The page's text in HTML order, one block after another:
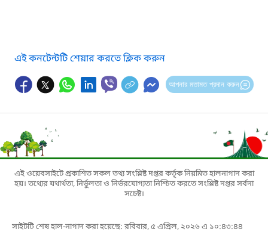
এই কনটেন্টটি শেয়ার করতে ক্লিক করুন
আপনার মতামত প্রদান করুন
এই ওয়েবসাইটে প্রকাশিত সকল তথ্য সংশ্লিষ্ট দপ্তর কর্তৃক নিয়মিত হালনাগাদ করা
হয়। তথ্যের যথার্থতা, নির্ভুলতা ও নির্ভরযোগ্যতা নিশ্চিত করতে সংশ্লিষ্ট দপ্তর সর্বদা
সচেষ্ট।
সাইটটি শেষ হাল-নাগাদ করা হয়েছে: রবিবার, ৫ এপ্রিল, ২০২৬ এ ১০:৪৩:৪৪